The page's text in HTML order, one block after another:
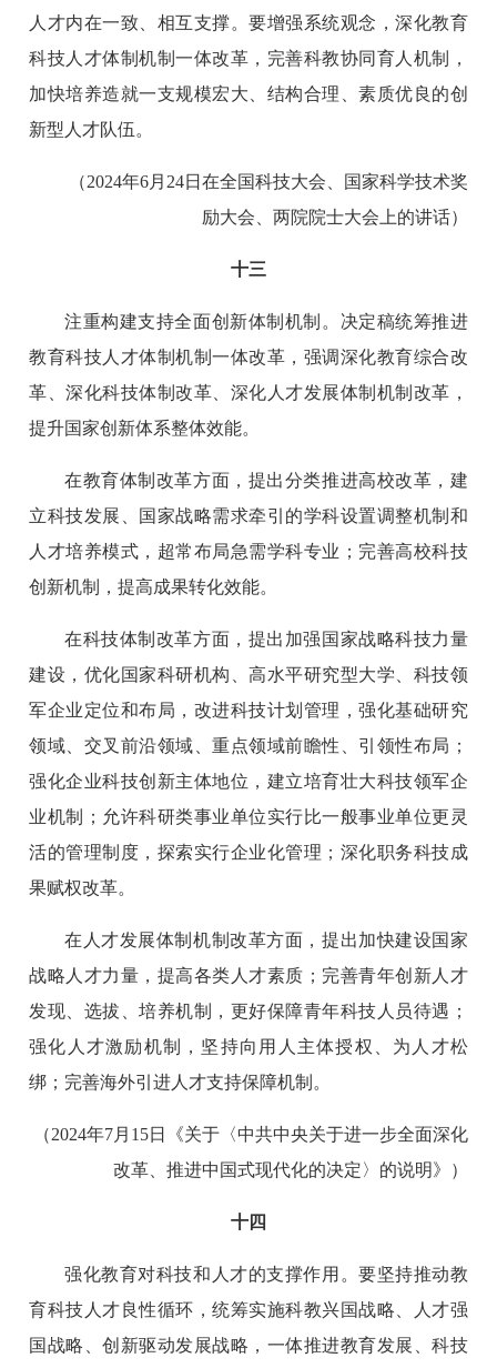
人才内在一致、相互支撑。要增强系统观念，深化教育
科技人才体制机制一体改革，完善科教协同育人机制，
加快培养造就一支规模宏大、结构合理、素质优良的创
新型人才队伍。
（2024年6月24日在全国科技大会、国家科学技术奖
励大会、两院院士大会上的讲话）
十三
注重构建支持全面创新体制机制。决定稿统筹推进
教育科技人才体制机制一体改革，强调深化教育综合改
革、深化科技体制改革、深化人才发展体制机制改革，
提升国家创新体系整体效能。
在教育体制改革方面，提出分类推进高校改革，建
立科技发展、国家战略需求牵引的学科设置调整机制和
人才培养模式，超常布局急需学科专业；完善高校科技
创新机制，提高成果转化效能。
在科技体制改革方面，提出加强国家战略科技力量
建设，优化国家科研机构、高水平研究型大学、科技领
军企业定位和布局，改进科技计划管理，强化基础研究
领域、交叉前沿领域、重点领域前瞻性、引领性布局；
强化企业科技创新主体地位，建立培育壮大科技领军企
业机制；允许科研类事业单位实行比一般事业单位更灵
活的管理制度，探索实行企业化管理；深化职务科技成
果赋权改革。
在人才发展体制机制改革方面，提出加快建设国家
战略人才力量，提高各类人才素质；完善青年创新人才
发现、选拔、培养机制，更好保障青年科技人员待遇；
强化人才激励机制，坚持向用人主体授权、为人才松
绑；完善海外引进人才支持保障机制。
（2024年7月15日《关于〈中共中央关于进一步全面深化
改革、推进中国式现代化的决定〉的说明》）
十四
强化教育对科技和人才的支撑作用。要坚持推动教
育科技人才良性循环，统筹实施科教兴国战略、人才强
国战略、创新驱动发展战略，一体推进教育发展、科技